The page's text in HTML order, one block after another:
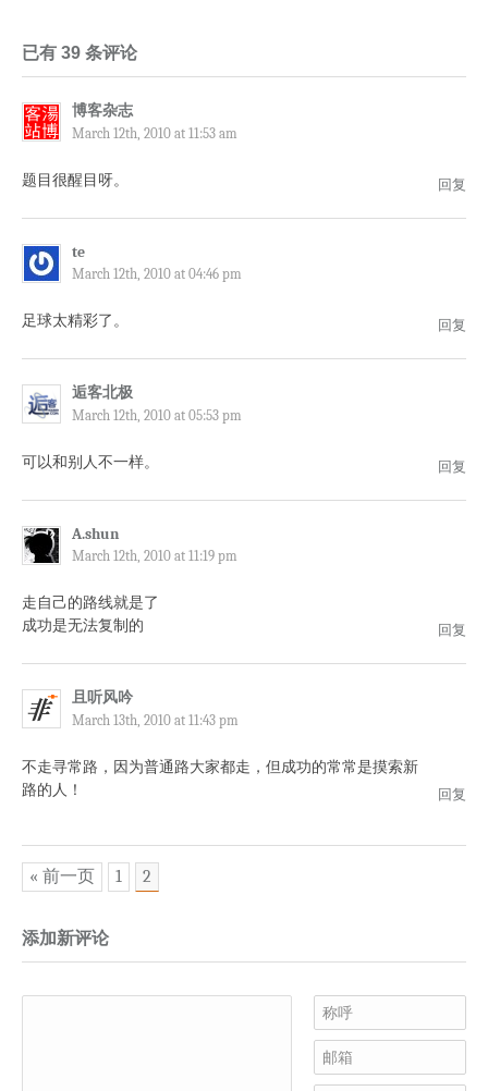
已有 39 条评论
博客杂志
March 12th, 2010 at 11:53 am
题目很醒目呀。 回复
te
March 12th, 2010 at 04:46 pm
足球太精彩了。 回复
逅客北极
March 12th, 2010 at 05:53 pm
可以和别人不一样。 回复
A.shun
March 12th, 2010 at 11:19 pm
走自己的路线就是了
成功是无法复制的
回复
且听风吟
March 13th, 2010 at 11:43 pm
不走寻常路，因为普通路大家都走，但成功的常常是摸索新
路的人！
回复
« 前一页 1 2
添加新评论
称呼
邮箱